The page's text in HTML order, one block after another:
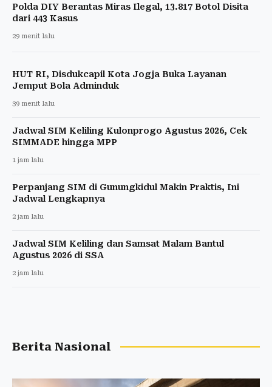
Polda DIY Berantas Miras Ilegal, 13.817 Botol Disita
dari 443 Kasus
29 menit lalu
HUT RI, Disdukcapil Kota Jogja Buka Layanan
Jemput Bola Adminduk
39 menit lalu
Jadwal SIM Keliling Kulonprogo Agustus 2026, Cek
SIMMADE hingga MPP
1 jam lalu
Perpanjang SIM di Gunungkidul Makin Praktis, Ini
Jadwal Lengkapnya
2 jam lalu
Jadwal SIM Keliling dan Samsat Malam Bantul
Agustus 2026 di SSA
2 jam lalu
Berita Nasional